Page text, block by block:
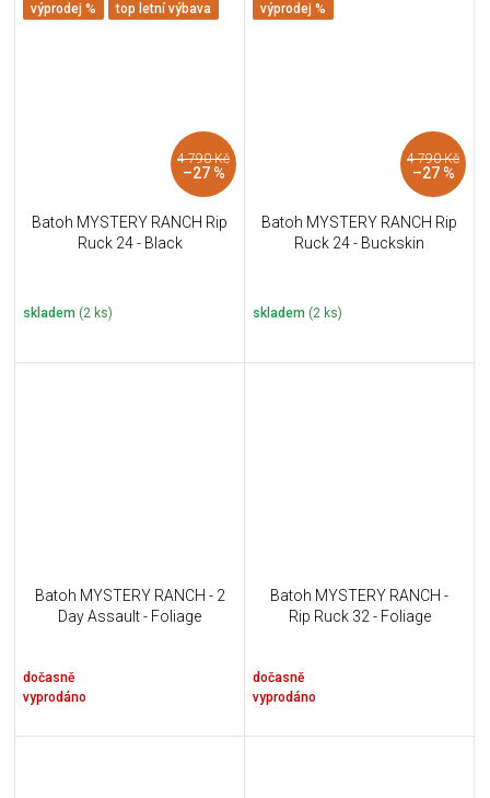
výprodej % top letní výbava
4 790 Kč
–27 %
Batoh MYSTERY RANCH Rip
Ruck 24 - Black
skladem (2 ks)
výprodej %
4 790 Kč
–27 %
Batoh MYSTERY RANCH Rip
Ruck 24 - Buckskin
skladem (2 ks)
Batoh MYSTERY RANCH - 2
Day Assault - Foliage
dočasně
vyprodáno
Batoh MYSTERY RANCH -
Rip Ruck 32 - Foliage
dočasně
vyprodáno